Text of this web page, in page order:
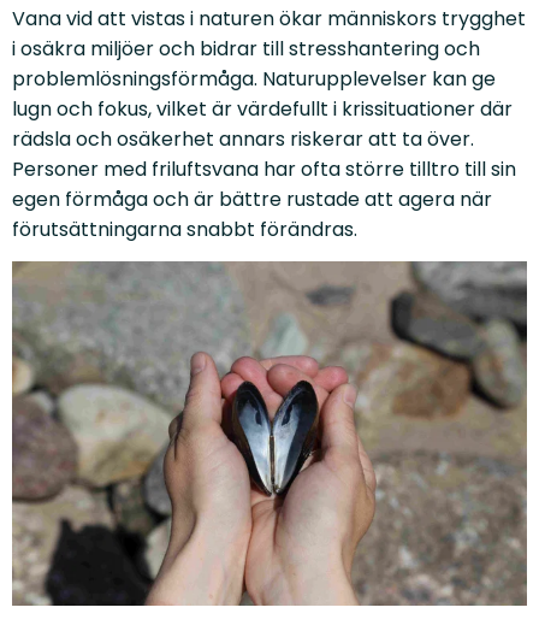
Vana vid att vistas i naturen ökar människors trygghet
i osäkra miljöer och bidrar till stresshantering och
problemlösningsförmåga. Naturupplevelser kan ge
lugn och fokus, vilket är värdefullt i krissituationer där
rädsla och osäkerhet annars riskerar att ta över.
Personer med friluftsvana har ofta större tilltro till sin
egen förmåga och är bättre rustade att agera när
förutsättningarna snabbt förändras.